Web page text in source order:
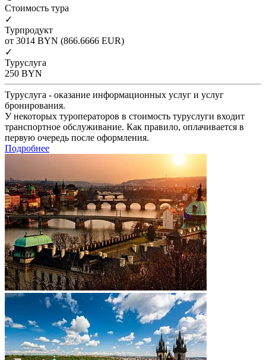
Cтоимость тура
✓
Турпродукт
от 3014 BYN (866.6666 EUR)
✓
Туруслуга
250 BYN
Туруслуга - оказание информационных услуг и услуг
бронирования.
У некоторых туроператоров в стоимость туруслуги входит
транспортное обслуживание. Как правило, оплачивается в
первую очередь после оформления.
Подробнее